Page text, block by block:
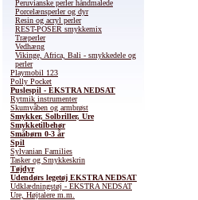
Peruvianske perler håndmalede
Porcelænsperler og dyr
Resin og acryl perler
REST-POSER smykkemix
Træperler
Vedhæng
Vikinge, Africa, Bali - smykkedele og
perler
Playmobil 123
Polly Pocket
Puslespil - EKSTRA NEDSAT
Rytmik instrumenter
Skumvåben og armbrøst
Smykker, Solbriller, Ure
Smykketilbehør
Småbørn 0-3 år
Spil
Sylvanian Families
Tasker og Smykkeskrin
Tøjdyr
Udendørs legetøj EKSTRA NEDSAT
Udklædningstøj - EKSTRA NEDSAT
Ure, Højtalere m.m.